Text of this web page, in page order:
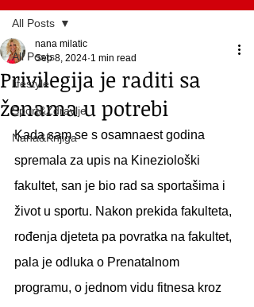
All Posts
lifestyle
Sport&Zdravlje
Nana&Knjiga
All Posts
Privilegija je raditi sa
ženama u potrebi
nana milatic
Sep 8, 2024 1 min read
Kada sam se s osamnaest godina
spremala za upis na Kineziološki
fakultet, san je bio rad sa sportašima i
život u sportu. Nakon prekida fakulteta,
rođenja djeteta pa povratka na fakultet,
pala je odluka o Prenatalnom
programu, o jednom vidu fitnesa kroz